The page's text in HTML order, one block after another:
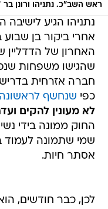
ראש השב״כ. נתניהו ורונן בר
נתניהו הגיע
אחרי ביקור בן
האחרון של
חברה אזרחית
כפי שנחשף לראשונה
לא מעונין להקים
החוק ממונה בידי
שמי שתמונה
אסתר חיות.
לכן, כבר חודשים,